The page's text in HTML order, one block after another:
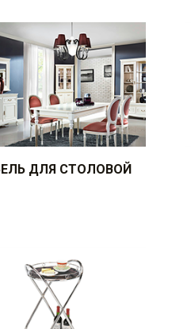
ДЛЯ СТОЛОВОЙ